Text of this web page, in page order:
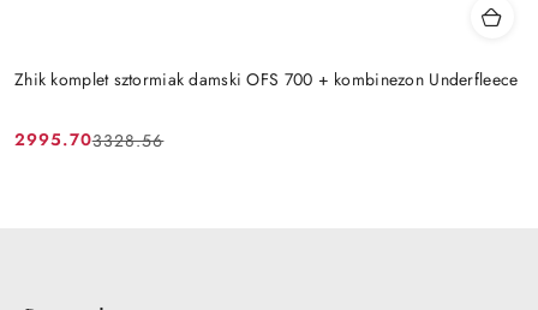
Zhik komplet sztormiak damski OFS 700 + kombinezon Underfleece
Cena
2995.70
Cena
3328.56